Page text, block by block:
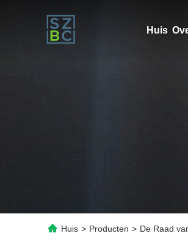
Huis
Huis > Producten > De Raad